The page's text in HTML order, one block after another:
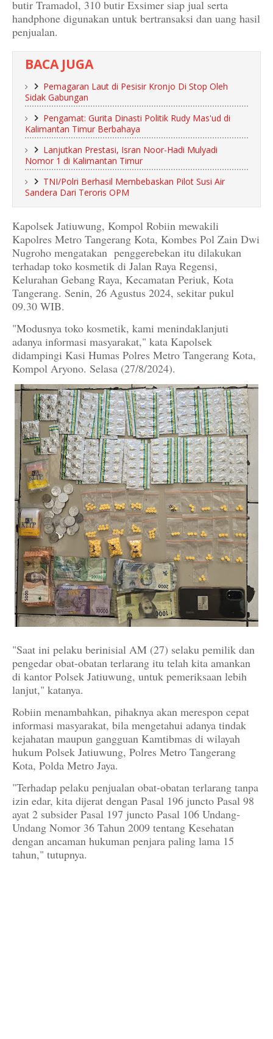
butir Tramadol, 310 butir Exsimer siap jual serta
handphone digunakan untuk bertransaksi dan uang hasil
penjualan.
BACA JUGA
Pemagaran Laut di Pesisir Kronjo Di Stop Oleh
Sidak Gabungan
Pengamat: Gurita Dinasti Politik Rudy Mas'ud di
Kalimantan Timur Berbahaya
Lanjutkan Prestasi, Isran Noor-Hadi Mulyadi
Nomor 1 di Kalimantan Timur
TNI/Polri Berhasil Membebaskan Pilot Susi Air
Sandera Dari Teroris OPM
Kapolsek Jatiuwung, Kompol Robiin mewakili
Kapolres Metro Tangerang Kota, Kombes Pol Zain Dwi
Nugroho mengatakan penggerebekan itu dilakukan
terhadap toko kosmetik di Jalan Raya Regensi,
Kelurahan Gebang Raya, Kecamatan Periuk, Kota
Tangerang. Senin, 26 Agustus 2024, sekitar pukul
09.30 WIB.
"Modusnya toko kosmetik, kami menindaklanjuti
adanya informasi masyarakat," kata Kapolsek
didampingi Kasi Humas Polres Metro Tangerang Kota,
Kompol Aryono. Selasa (27/8/2024).
"Saat ini pelaku berinisial AM (27) selaku pemilik dan
pengedar obat-obatan terlarang itu telah kita amankan
di kantor Polsek Jatiuwung, untuk pemeriksaan lebih
lanjut," katanya.
Robiin menambahkan, pihaknya akan merespon cepat
informasi masyarakat, bila mengetahui adanya tindak
kejahatan maupun gangguan Kamtibmas di wilayah
hukum Polsek Jatiuwung, Polres Metro Tangerang
Kota, Polda Metro Jaya.
"Terhadap pelaku penjualan obat-obatan terlarang tanpa
izin edar, kita dijerat dengan Pasal 196 juncto Pasal 98
ayat 2 subsider Pasal 197 juncto Pasal 106 Undang-
Undang Nomor 36 Tahun 2009 tentang Kesehatan
dengan ancaman hukuman penjara paling lama 15
tahun," tutupnya.